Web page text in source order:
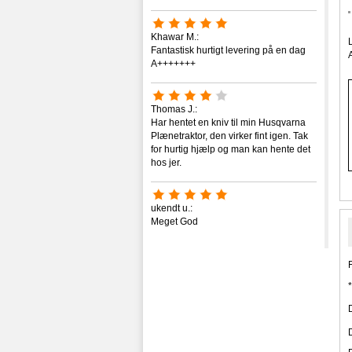
Khawar M.:
Fantastisk hurtigt levering på en dag
A+++++++
Thomas J.:
Har hentet en kniv til min Husqvarna
Plænetraktor, den virker fint igen. Tak
for hurtig hjælp og man kan hente det
hos jer.
ukendt u.:
Meget God